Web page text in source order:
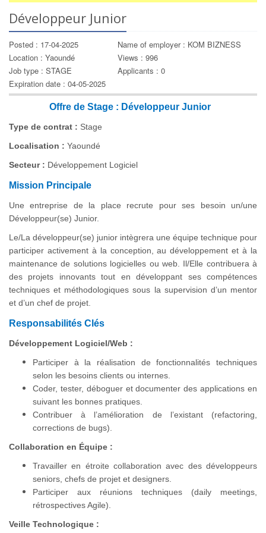
Développeur Junior
Posted : 17-04-2025
Name of employer : KOM BIZNESS
Location : Yaoundé
Views : 996
Job type : STAGE
Applicants : 0
Expiration date : 04-05-2025
Offre de Stage : Développeur Junior
Type de contrat : Stage
Localisation : Yaoundé
Secteur : Développement Logiciel
Mission Principale
Une entreprise de la place recrute pour ses besoin un/une
Développeur(se) Junior.
Le/La développeur(se) junior intègrera une équipe technique pour
participer activement à la conception, au développement et à la
maintenance de solutions logicielles ou web. Il/Elle contribuera à
des projets innovants tout en développant ses compétences
techniques et méthodologiques sous la supervision d’un mentor
et d’un chef de projet.
Responsabilités Clés
Développement Logiciel/Web :
Participer à la réalisation de fonctionnalités techniques
selon les besoins clients ou internes.
Coder, tester, déboguer et documenter des applications en
suivant les bonnes pratiques.
Contribuer à l’amélioration de l’existant (refactoring,
corrections de bugs).
Collaboration en Équipe :
Travailler en étroite collaboration avec des développeurs
seniors, chefs de projet et designers.
Participer aux réunions techniques (daily meetings,
rétrospectives Agile).
Veille Technologique :